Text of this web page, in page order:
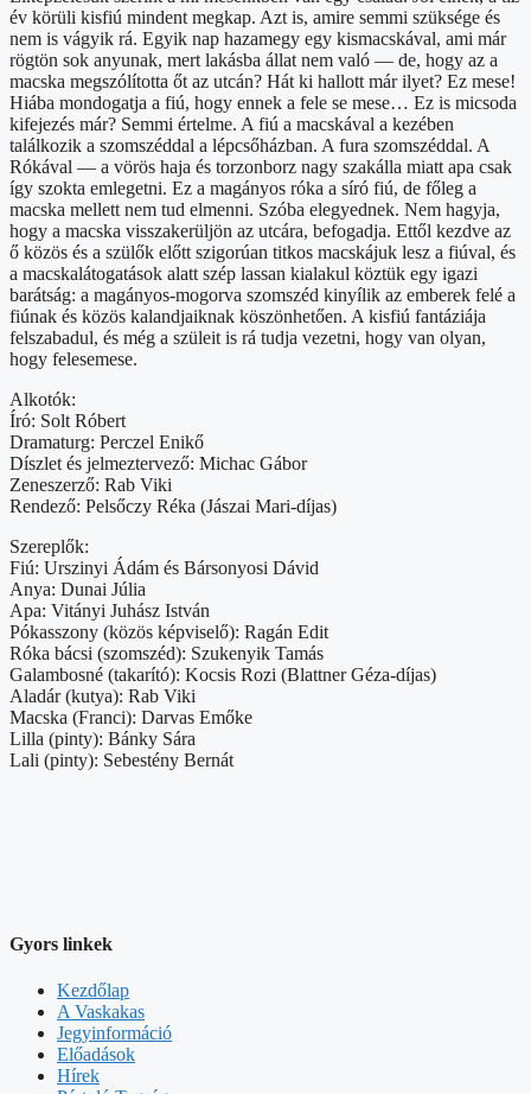
év körüli kisfiú mindent megkap. Azt is, amire semmi szüksége és
nem is vágyik rá. Egyik nap hazamegy egy kismacskával, ami már
rögtön sok anyunak, mert lakásba állat nem való — de, hogy az a
macska megszólította őt az utcán? Hát ki hallott már ilyet? Ez mese!
Hiába mondogatja a fiú, hogy ennek a fele se mese… Ez is micsoda
kifejezés már? Semmi értelme. A fiú a macskával a kezében
találkozik a szomszéddal a lépcsőházban. A fura szomszéddal. A
Rókával — a vörös haja és torzonborz nagy szakálla miatt apa csak
így szokta emlegetni. Ez a magányos róka a síró fiú, de főleg a
macska mellett nem tud elmenni. Szóba elegyednek. Nem hagyja,
hogy a macska visszakerüljön az utcára, befogadja. Ettől kezdve az
ő közös és a szülők előtt szigorúan titkos macskájuk lesz a fiúval, és
a macskalátogatások alatt szép lassan kialakul köztük egy igazi
barátság: a magányos-mogorva szomszéd kinyílik az emberek felé a
fiúnak és közös kalandjaiknak köszönhetően. A kisfiú fantáziája
felszabadul, és még a szüleit is rá tudja vezetni, hogy van olyan,
hogy felesemese.
Alkotók:
Író: Solt Róbert
Dramaturg: Perczel Enikő
Díszlet és jelmeztervező: Michac Gábor
Zeneszerző: Rab Viki
Rendező: Pelsőczy Réka (Jászai Mari-díjas)
Szereplők:
Fiú: Urszinyi Ádám és Bársonyosi Dávid
Anya: Dunai Júlia
Apa: Vitányi Juhász István
Pókasszony (közös képviselő): Ragán Edit
Róka bácsi (szomszéd): Szukenyik Tamás
Galambosné (takarító): Kocsis Rozi (Blattner Géza-díjas)
Aladár (kutya): Rab Viki
Macska (Franci): Darvas Emőke
Lilla (pinty): Bánky Sára
Lali (pinty): Sebestény Bernát
Gyors linkek
Kezdőlap
A Vaskakas
Jegyinformáció
Előadások
Hírek